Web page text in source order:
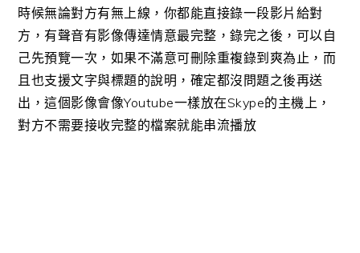
時候無論對方有無上線，你都能直接錄一段影片給對
方，有聲音有影像傳達情意最完整，錄完之後，可以自
己先預覽一次，如果不滿意可刪除重複錄到爽為止，而
且也支援文字與標題的說明，確定都沒問題之後再送
出，這個影像會像Youtube一樣放在Skype的主機上，
對方不需要接收完整的檔案就能串流播放